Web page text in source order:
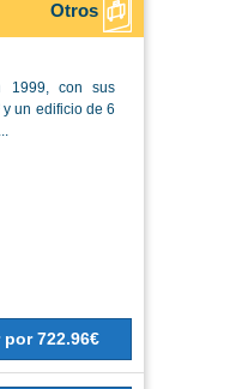
Otros
1999, con sus
un edificio de 6
por 722.96€